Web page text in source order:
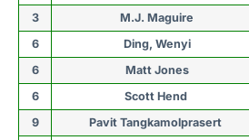
3
M.J. Maguire
6
Ding, Wenyi
6
Matt Jones
6
Scott Hend
9
Pavit Tangkamolprasert